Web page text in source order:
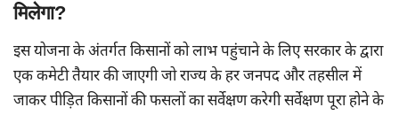
मिलेगा?
इस योजना के अंतर्गत किसानों को लाभ पहुंचाने के लिए सरकार के द्वारा
एक कमेटी तैयार की जाएगी जो राज्य के हर जनपद और तहसील में
जाकर पीड़ित किसानों की फसलों का सर्वेक्षण करेगी सर्वेक्षण पूरा होने के